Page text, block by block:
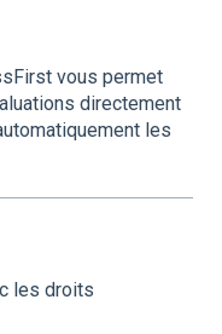
vous permet
directement
les
les droits